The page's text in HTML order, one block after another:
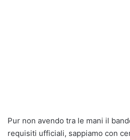
Pur non avendo tra le mani il
requisiti ufficiali, sappiamo con